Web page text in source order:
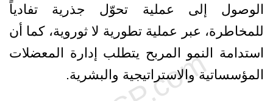
الوصول إلى عملية تحوّل جذرية تفادياً
للمخاطرة، عبر عملية تطورية لا ثوروية، كما أن
استدامة النمو المربح يتطلب إدارة المعضلات
المؤسساتية والاستراتيجية والبشرية.